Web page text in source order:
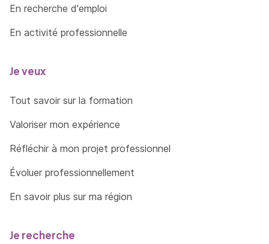
En recherche d'emploi
En activité professionnelle
Je veux
Tout savoir sur la formation
Valoriser mon expérience
Réfléchir à mon projet professionnel
Évoluer professionnellement
En savoir plus sur ma région
Je recherche